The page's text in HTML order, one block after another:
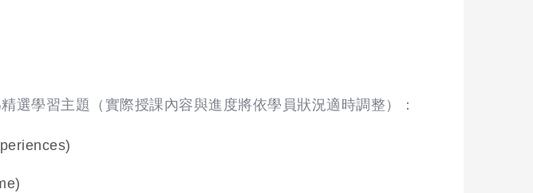
學習主題（實際授課內容與進度將依學員狀況適時調整）：